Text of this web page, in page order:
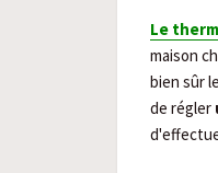
Le
maison
bien sûr
de régler